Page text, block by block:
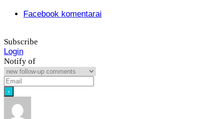
Facebook komentarai
Subscribe
Login
Notify of